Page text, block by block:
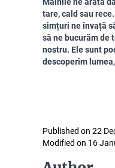
tare, cald sau
simțuri ne învață
să ne bucurăm de
nostru. Ele sunt
descoperim
Published on 22
Modified on 16